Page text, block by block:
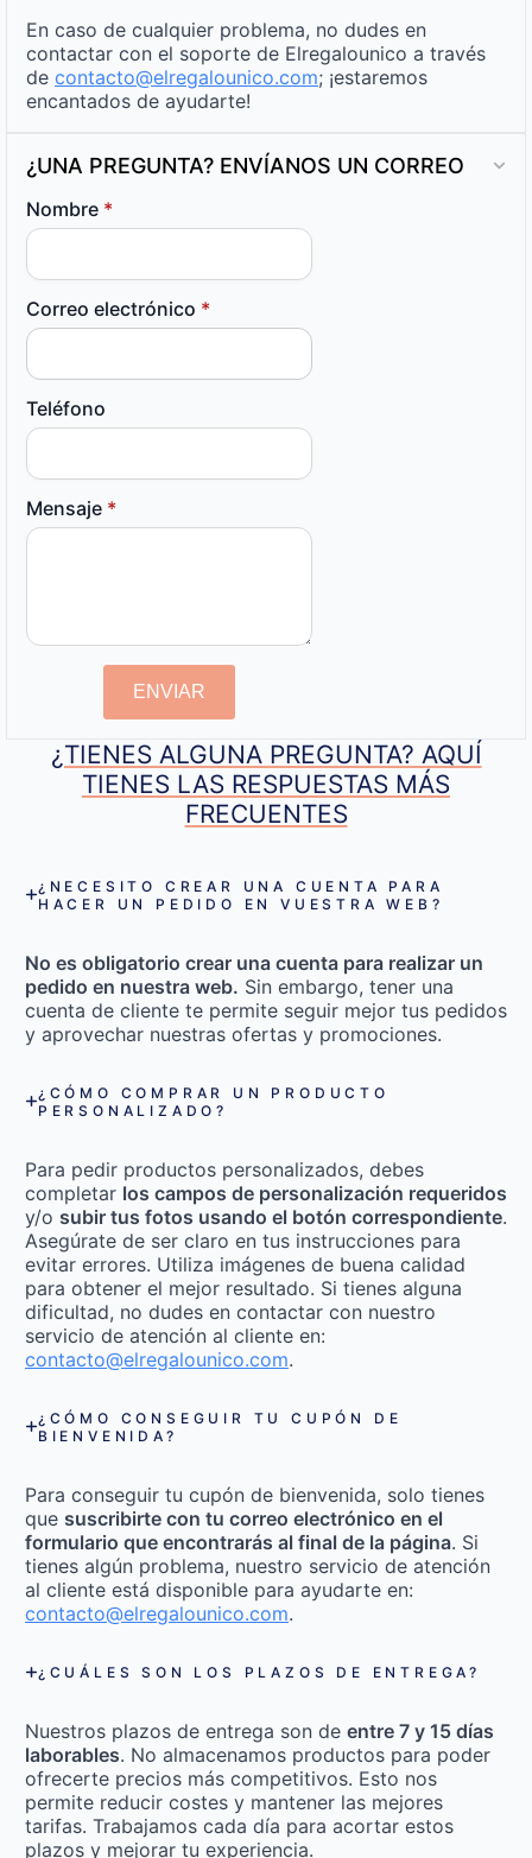
En caso de cualquier problema, no dudes en
contactar con el soporte de Elregalounico a través
de contacto@elregalounico.com; ¡estaremos
encantados de ayudarte!
¿UNA PREGUNTA? ENVÍANOS UN CORREO
Nombre *
Correo electrónico *
Teléfono
Mensaje *
ENVIAR
¿TIENES ALGUNA PREGUNTA? AQUÍ
TIENES LAS RESPUESTAS MÁS
FRECUENTES
¿NECESITO CREAR UNA CUENTA PARA
HACER UN PEDIDO EN VUESTRA WEB?
No es obligatorio crear una cuenta para realizar un
pedido en nuestra web. Sin embargo, tener una
cuenta de cliente te permite seguir mejor tus pedidos
y aprovechar nuestras ofertas y promociones.
¿CÓMO COMPRAR UN PRODUCTO
PERSONALIZADO?
Para pedir productos personalizados, debes
completar los campos de personalización requeridos
y/o subir tus fotos usando el botón correspondiente.
Asegúrate de ser claro en tus instrucciones para
evitar errores. Utiliza imágenes de buena calidad
para obtener el mejor resultado. Si tienes alguna
dificultad, no dudes en contactar con nuestro
servicio de atención al cliente en:
contacto@elregalounico.com.
¿CÓMO CONSEGUIR TU CUPÓN DE
BIENVENIDA?
Para conseguir tu cupón de bienvenida, solo tienes
que suscribirte con tu correo electrónico en el
formulario que encontrarás al final de la página. Si
tienes algún problema, nuestro servicio de atención
al cliente está disponible para ayudarte en:
contacto@elregalounico.com.
¿CUÁLES SON LOS PLAZOS DE ENTREGA?
Nuestros plazos de entrega son de entre 7 y 15 días
laborables. No almacenamos productos para poder
ofrecerte precios más competitivos. Esto nos
permite reducir costes y mantener las mejores
tarifas. Trabajamos cada día para acortar estos
plazos y mejorar tu experiencia.